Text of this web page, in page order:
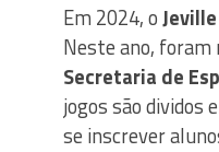
Em 2024, oJeville
Neste ano, foram
Secretaria de
jogos são dividos
se inscrever